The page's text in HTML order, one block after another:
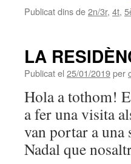
Publicat dins de2n/3r, 4t,
LA
Publicat el 25/01/2019per
Hola a tothom!
a fer una visita
van portar a una
Nadal que